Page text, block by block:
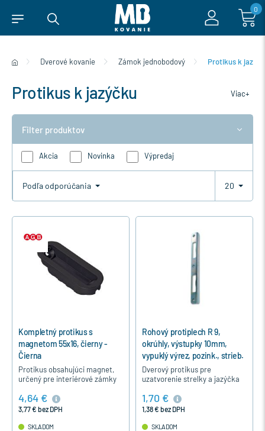
0
Dverové kovanie Zámok jednobodový Protikus k
Protikus k jazýčku Viac+
Filter produktov
Akcia Novinka Výpredaj
Podľa odporúčania 20
Kompletný protikus s
magnetom 55x16, čierny -
Čierna
Protikus obsahujúci magnet,
určený pre interiérové zámky
4,64 €
3,77 € bez DPH
SKLADOM
Rohový protiplech R 9,
okrúhly, výstupky 10mm,
vypuklý výrez, pozink., strieb.
- Strieborná
Dverový protikus pre
uzatvorenie strelky a jazýčka
GEGE.
1,70 €
1,38 € bez DPH
SKLADOM